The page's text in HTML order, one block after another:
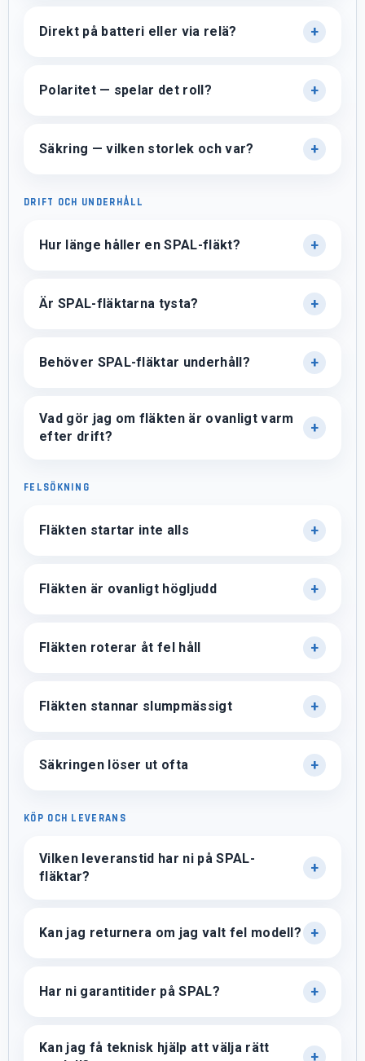
Direkt på batteri eller via relä?
Polaritet — spelar det roll?
Säkring — vilken storlek och var?
DRIFT OCH UNDERHÅLL
Hur länge håller en SPAL-fläkt?
Är SPAL-fläktarna tysta?
Behöver SPAL-fläktar underhåll?
Vad gör jag om fläkten är ovanligt varm
efter drift?
FELSÖKNING
Fläkten startar inte alls
Fläkten är ovanligt högljudd
Fläkten roterar åt fel håll
Fläkten stannar slumpmässigt
Säkringen löser ut ofta
KÖP OCH LEVERANS
Vilken leveranstid har ni på SPAL-
fläktar?
Kan jag returnera om jag valt fel modell?
Har ni garantitider på SPAL?
Kan jag få teknisk hjälp att välja rätt